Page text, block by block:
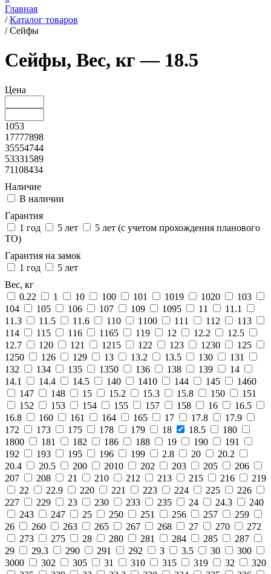
Главная
/ Каталог товаров
/ Сейфы
Сейфы, Вес, кг — 18.5
Цена
1053
17777898
35554744
53331589
71108434
Наличие
В наличии
Гарантия
1 год
5 лет
5 лет (с учетом прохождения планового
ТО)
Гарантия на замок
1 год
5 лет
Вес, кг
0.22
1 10 100 101 1019 1020
103
104
105 106 107 109 1095 11
11.1
11.3
11.5 11.6 110 1100 111 112
113
114
115 116 1165 119 12 12.2
12.5
12.7
120 121 1215 122 123 1230
125
1250
126 129 13 13.2 13.5 130
131
132
134 135 1350 136 138 139
14
14.1
14.4 14.5 140 1410 144 145
1460
147
148 15 15.2 15.3 15.8 150
151
152
153 154 155 157 158 16
16.5
16.8
160 161 164 165 17 17.8
17.9
172
173 175 178 179 18 18.5
180
1800
181 182 186 188 19 190
191
192
193 195 196 199 2.8 20
20.2
20.4
20.5 200 2010 202 203 205
206
207
208 21 210 212 213 215 216
219
22
22.9 220 221 223 224 225
226
227
229 23 230 233 235 24 24.3
240
243
247 25 250 251 256 257
259
26
260 263 265 267 268 27 270
272
273
275 28 280 281 284 285
287
29
29.3 290 291 292 3 3.5 30
300
3000
302 305 31 310 315 319 32
320